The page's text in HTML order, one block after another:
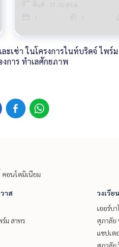
พื้นที่ : 37.00 ตร.ม.
เช่า ในโครงการไนท์บริดจ์ ไพ
การ ทำเลศักยภาพ
คอนโดมิเนียม
าส
ม สาทร
วงเวีย
เออร์บ
ศุภาลัย
แชปเต
ศุภาลัย